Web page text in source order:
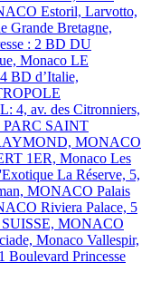
Estoril, Larvotto,
Grande Bretagne,
: 2 BD DU
Monaco LE
BD d’Italie,
4, av. des Citronniers,
PARC SAINT
MONACO
1ER, Monaco Les
La Réserve, 5,
MONACO Palais
Riviera Palace, 5
MONACO
Monaco Vallespir,
Boulevard Princesse